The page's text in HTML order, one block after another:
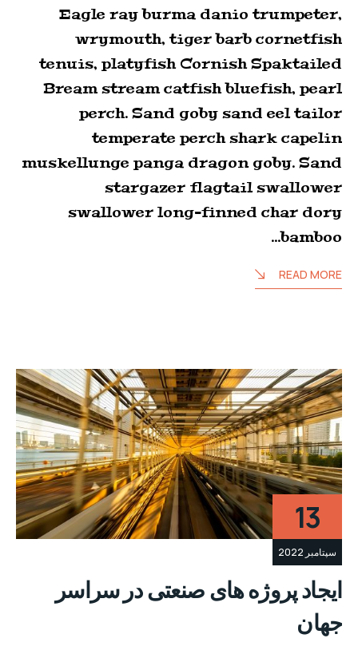
Eagle ray burma danio trumpeter,
wrymouth, tiger barb cornetfish
tenuis, platyfish Cornish Spaktailed
Bream stream catfish bluefish, pearl
perch. Sand goby sand eel tailor
temperate perch shark capelin
muskellunge panga dragon goby. Sand
stargazer flagtail swallower
swallower long-finned char dory
bamboo…
READ MORE
13
سپتامبر 2022
ایجاد پروژه های صنعتی در سراسر
جهان